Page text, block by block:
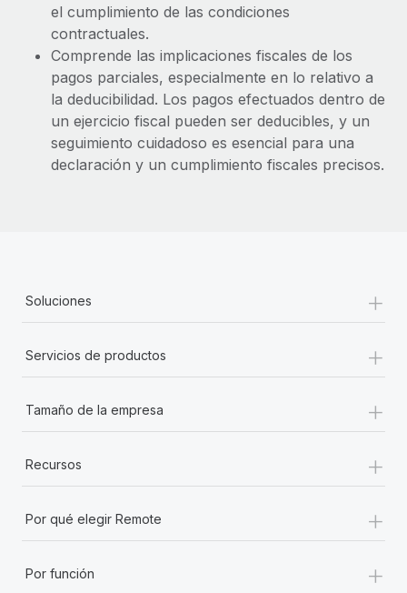
el cumplimiento de las condiciones
contractuales.
Comprende las implicaciones fiscales de los
pagos parciales, especialmente en lo relativo a
la deducibilidad. Los pagos efectuados dentro de
un ejercicio fiscal pueden ser deducibles, y un
seguimiento cuidadoso es esencial para una
declaración y un cumplimiento fiscales precisos.
Soluciones +
Servicios de productos +
Tamaño de la empresa +
Recursos +
Por qué elegir Remote +
Por función +